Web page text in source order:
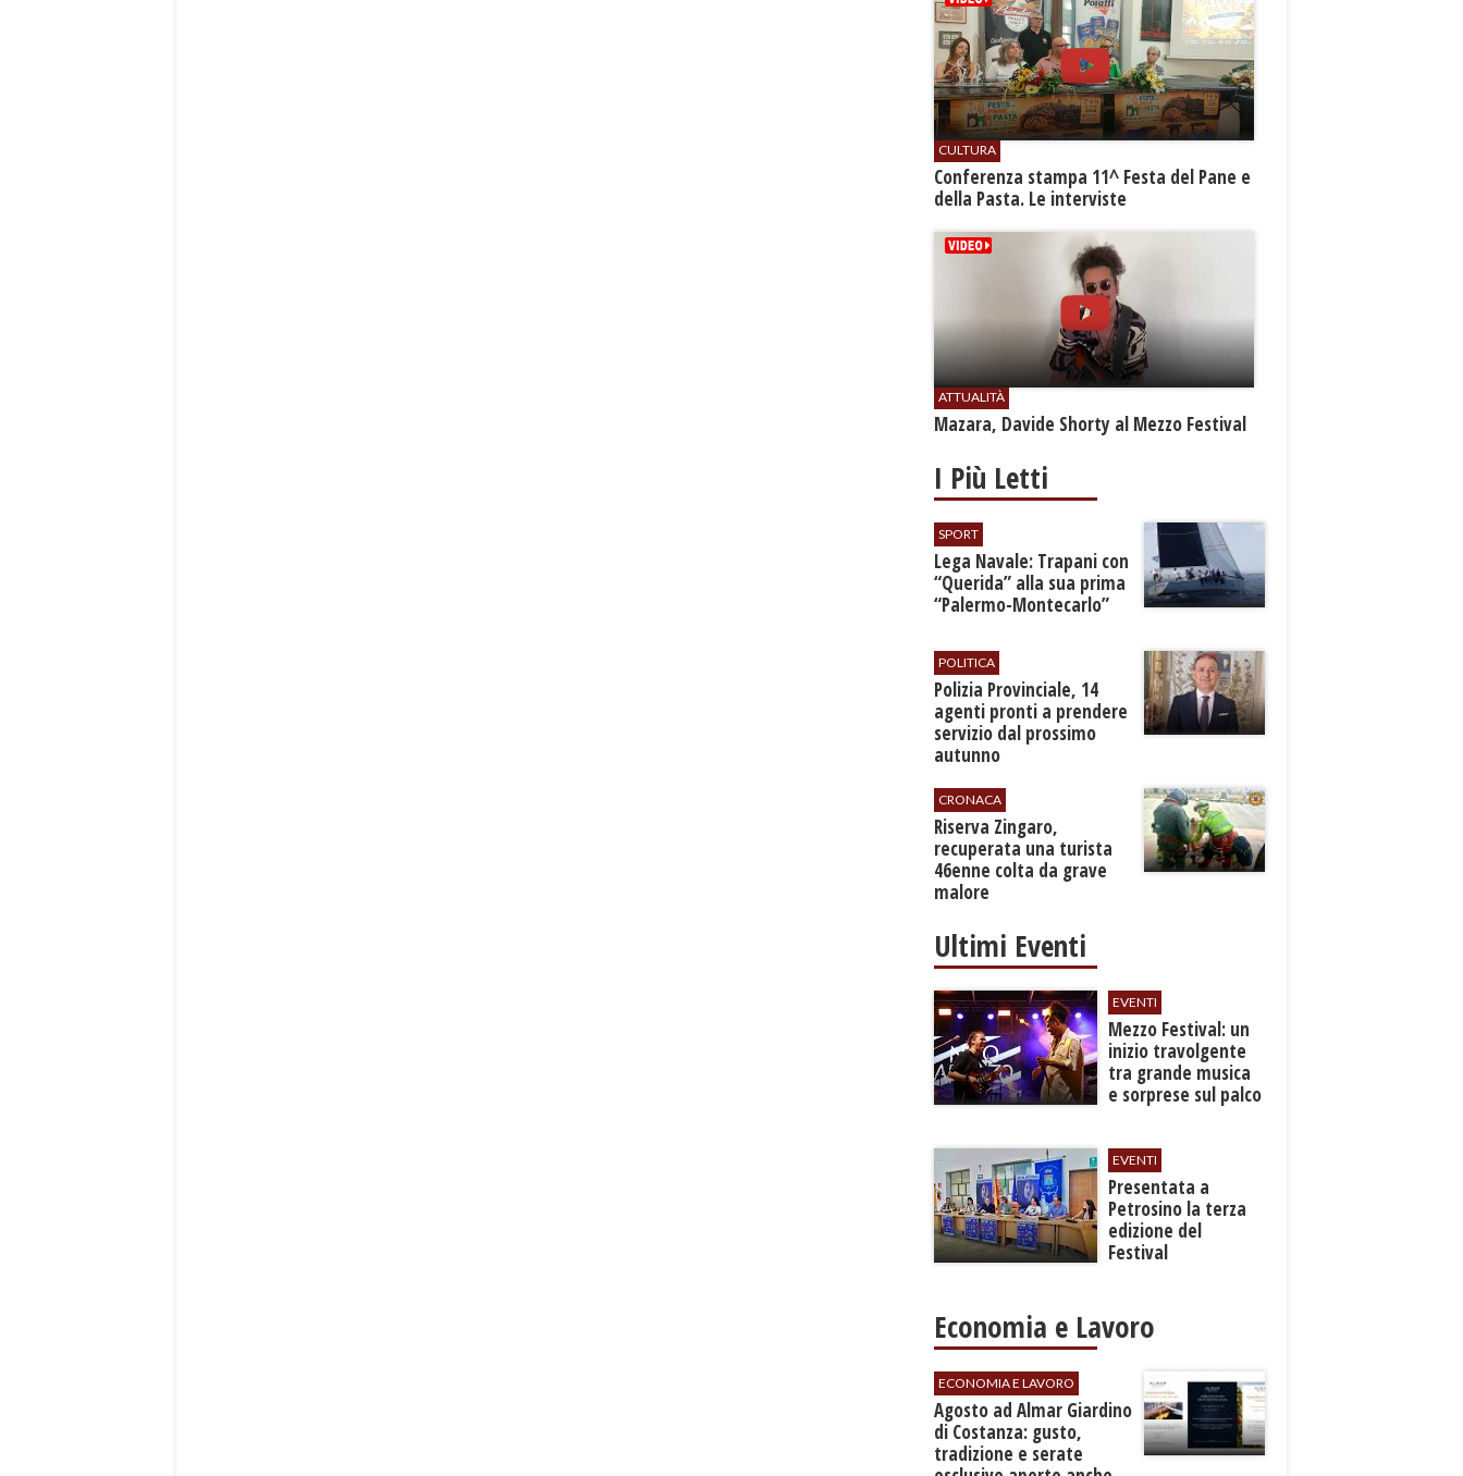
CULTURA
Conferenza stampa 11^ Festa del Pane e
della Pasta. Le interviste
ATTUALITÀ
Mazara, Davide Shorty al Mezzo Festival
I Più Letti
SPORT
​Lega Navale: Trapani con
“Querida” alla sua prima
“Palermo-Montecarlo”
POLITICA
​Polizia Provinciale, 14
agenti pronti a prendere
servizio dal prossimo
autunno
CRONACA
​Riserva Zingaro,
recuperata una turista
46enne colta da grave
malore
Ultimi Eventi
EVENTI
Mezzo Festival: un
inizio travolgente
tra grande musica
e sorprese sul palco
EVENTI
Presentata a
Petrosino la terza
edizione del
Festival
"Voci dal
Mediterraneo"
Economia e Lavoro
ECONOMIA E LAVORO
Agosto ad Almar Giardino
di Costanza: gusto,
tradizione e serate